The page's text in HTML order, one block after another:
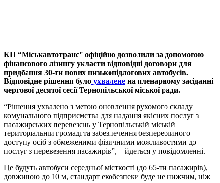
КП “Міськавтотранс” офіційно дозволили за допомогою
фінансового лізингу укласти відповідні договори для
придбання 30-ти нових низькопідлогових автобусів.
Відповідне рішення було ухвалене на пленарному засіданні
чергової десятої сесії Тернопільської міської ради.
“Рішення ухвалено з метою оновлення рухомого складу
комунального підприємства для надання якісних послуг з
пасажирських перевезень у Тернопільській міській
територіальній громаді та забезпечення безперебійного
доступу осіб з обмеженими фізичними можливостями до
послуг з перевезення пасажирів”, – йдеться у повідомленні.
Це будуть автобуси середньої місткості (до 65-ти пасажирів),
довжиною до 10 м, стандарт екобезпеки буде не нижчим, ніж